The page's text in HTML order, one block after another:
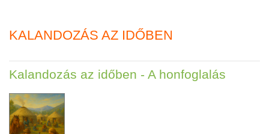
KALANDOZÁS AZ IDŐBEN
Kalandozás az időben - A honfoglalás